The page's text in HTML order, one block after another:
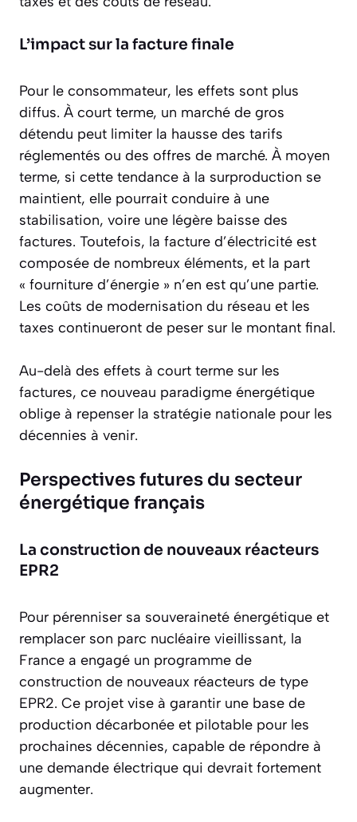
L’impact sur la facture finale
Pour le consommateur, les effets sont plus
diffus. À court terme, un marché de gros
détendu peut limiter la hausse des tarifs
réglementés ou des offres de marché. À moyen
terme, si cette tendance à la surproduction se
maintient, elle pourrait conduire à une
stabilisation, voire une légère baisse des
factures. Toutefois, la facture d’électricité est
composée de nombreux éléments, et la part
« fourniture d’énergie » n’en est qu’une partie.
Les coûts de modernisation du réseau et les
taxes continueront de peser sur le montant final.
Au-delà des effets à court terme sur les
factures, ce nouveau paradigme énergétique
oblige à repenser la stratégie nationale pour les
décennies à venir.
Perspectives futures du secteur
énergétique français
La construction de nouveaux réacteurs
EPR2
Pour pérenniser sa souveraineté énergétique et
remplacer son parc nucléaire vieillissant, la
France a engagé un programme de
construction de nouveaux réacteurs de type
EPR2. Ce projet vise à garantir une base de
production décarbonée et pilotable pour les
prochaines décennies, capable de répondre à
une demande électrique qui devrait fortement
augmenter.